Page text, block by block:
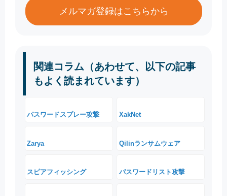
メルマガ登録はこちらから
関連コラム（あわせて、以下の記事
もよく読まれています）
パスワードスプレー攻撃 XakNet
Zarya Qilinランサムウェア
スピアフィッシング パスワードリスト攻撃